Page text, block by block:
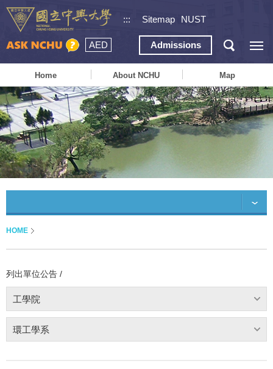
::: Sitemap NUST
AED Admissions
Home About NCHU Map
HOME
列出單位公告 /
工學院
環工學系